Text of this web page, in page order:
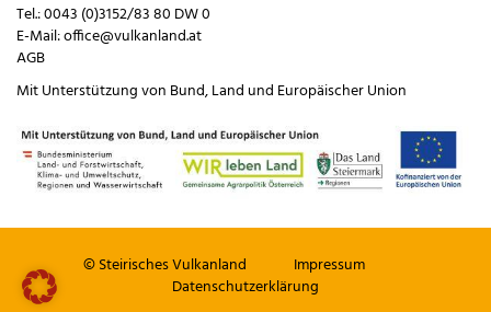
Tel.:0043 (0)3152/83 80 DW 0
E-Mail:office@vulkanland.at
AGB
Mit Unterstützung von Bund,Land und Europäischer Union
© Steirisches Vulkanland
Impressum
Datenschutzerklärung